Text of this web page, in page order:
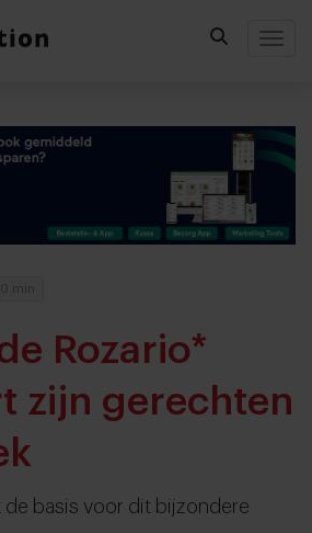
min
Rozario*
zijn gerechten
de basis voor dit bijzondere